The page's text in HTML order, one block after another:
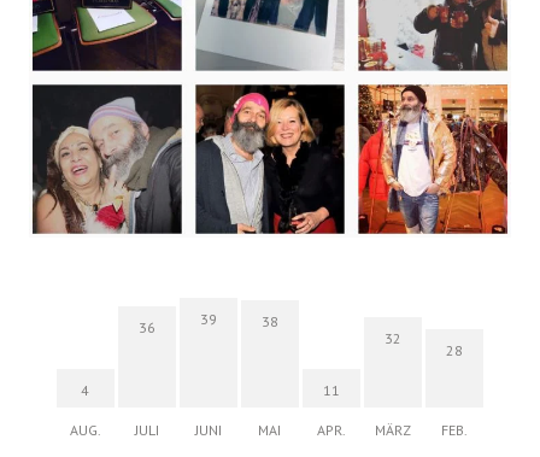
4
AUG.
36
JULI
39
JUNI
38
MAI
11
APR.
32
MÄRZ
28
FEB.